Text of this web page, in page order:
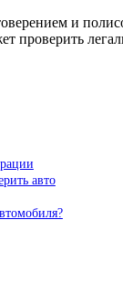
и
проверить
авто